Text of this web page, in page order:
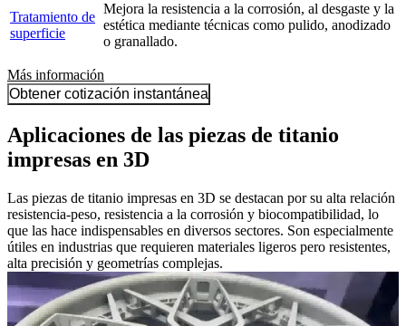
Tratamiento de
superficie
Mejora la resistencia a la corrosión, al desgaste y la
estética mediante técnicas como pulido, anodizado
o granallado.
Más información
Obtener cotización instantánea
Aplicaciones de las piezas de titanio
impresas en 3D
Las piezas de titanio impresas en 3D se destacan por su alta relación
resistencia-peso, resistencia a la corrosión y biocompatibilidad, lo
que las hace indispensables en diversos sectores. Son especialmente
útiles en industrias que requieren materiales ligeros pero resistentes,
alta precisión y geometrías complejas.